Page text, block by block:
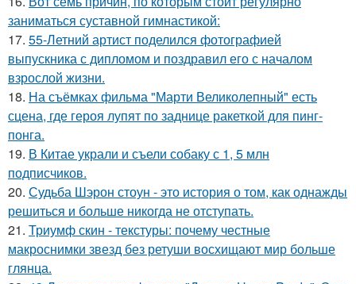
заниматься суставной гимнастикой:
17. 55-Летний артист поделился фотографией
выпускника с дипломом и поздравил его с началом
взрослой жизни.
18. На съёмках фильма "Марти Великолепный" есть
сцена, где героя лупят по заднице ракеткой для пинг-
понга.
19. В Китае украли и съели собаку с 1, 5 млн
подписчиков.
20. Судьба Шэрон стоун - это история о том, как однажды
решиться и больше никогда не отступать.
21. Триумф скин - текстуры: почему честные
макроснимки звезд без ретуши восхищают мир больше
глянца.